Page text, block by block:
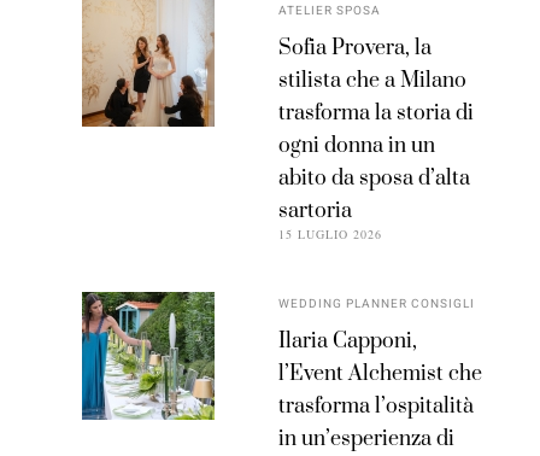
ATELIER SPOSA
Sofia Provera, la
stilista che a Milano
trasforma la storia di
ogni donna in un
abito da sposa d’alta
sartoria
15 LUGLIO 2026
WEDDING PLANNER CONSIGLI
Ilaria Capponi,
l’Event Alchemist che
trasforma l’ospitalità
in un’esperienza di